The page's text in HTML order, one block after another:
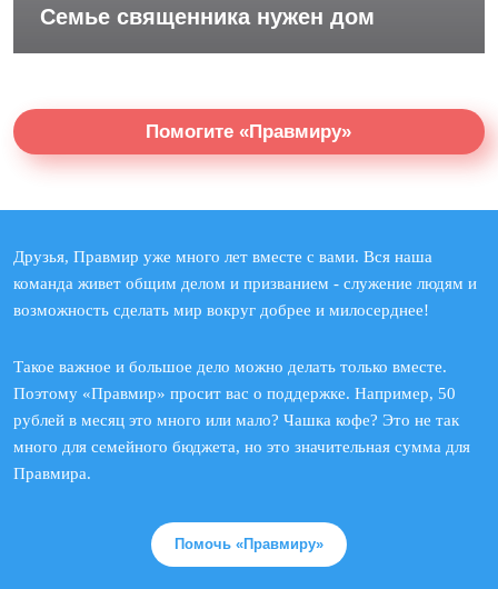
Семье священника нужен дом
Помогите «Правмиру»
Друзья, Правмир уже много лет вместе с вами. Вся наша
команда живет общим делом и призванием - служение людям и
возможность сделать мир вокруг добрее и милосерднее!
Такое важное и большое дело можно делать только вместе.
Поэтому «Правмир» просит вас о поддержке. Например, 50
рублей в месяц это много или мало? Чашка кофе? Это не так
много для семейного бюджета, но это значительная сумма для
Правмира.
Помочь «Правмиру»